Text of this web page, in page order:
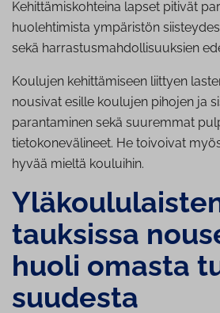
Kehittämiskohteina lapset pitivät
huolehtimista ympäristön
sekä harrastusmahdollisuuksien
Koulujen kehittämiseen liittyen
nousivat esille koulujen pihojen ja
parantaminen sekä suuremmat
tietokonevälineet. He toivoivat
hyvää mieltä kouluihin.
tauk­sis­sa
huoli omasta
suu­des­ta